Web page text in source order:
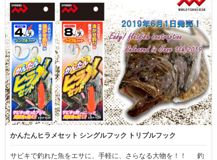
かんたんヒラメセット シングルフック トリプルフック
サビキで釣れた魚をエサに、手軽に、さらなる大物を！！ 釣